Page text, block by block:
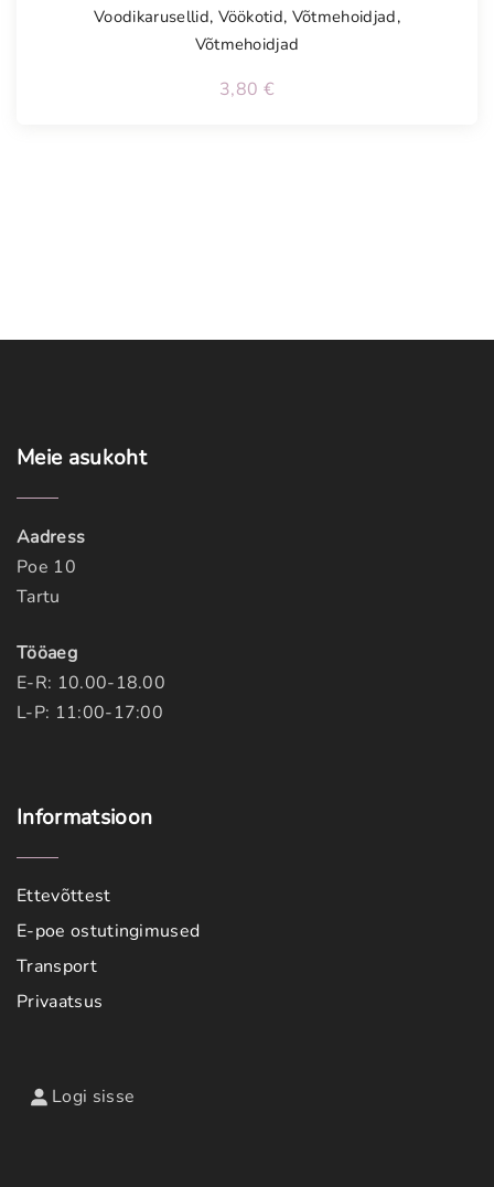
Voodikarusellid, Vöökotid, Võtmehoidjad,
Võtmehoidjad
3,80 €
Meie asukoht
Aadress
Poe 10
Tartu
Tööaeg
E-R: 10.00-18.00
L-P: 11:00-17:00
Informatsioon
Ettevõttest
E-poe ostutingimused
Transport
Privaatsus
Logi sisse